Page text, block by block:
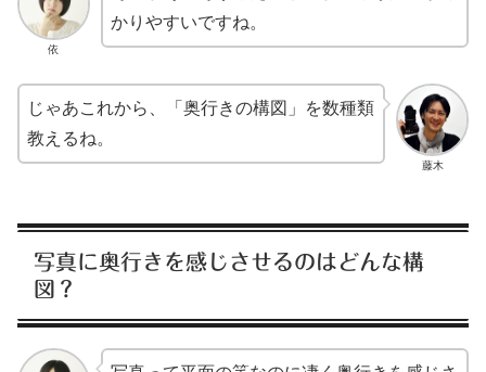
依
かりやすいですね。
藤木
じゃあこれから、「奥行きの構図」を数種類
教えるね。
写真に奥行きを感じさせるのはどんな構
図？